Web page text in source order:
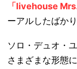
「livehouse
ーアルしたばか
ソロ・デュオ・
さまざまな形態